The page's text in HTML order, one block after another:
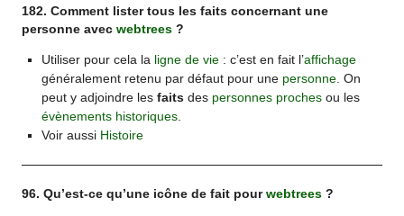
182. Comment lister tous les faits concernant une
personne avecwebtrees ?
Utiliser pour cela la ligne de vie: c’est en fait l’affichage
généralement retenu par défaut pour une personne. On
peut y adjoindre les faitsdes personnes prochesou les
évènements historiques.
Voir aussi Histoire
96. Qu’est-ce qu’une icône de fait pourwebtrees ?